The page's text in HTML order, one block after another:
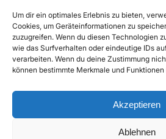
Um dir ein optimales Erlebnis zu bieten,
Cookies, um Geräteinformationen zu
zuzugreifen. Wenn du diesen Technologien
wie das Surfverhalten oder eindeutige IDs
verarbeiten. Wenn du deine Zustimmung
können bestimmte Merkmale und
Akzeptieren
Ablehnen
Gartensanierung mit
Juli 26, 2026
Gartenaufbereitung in